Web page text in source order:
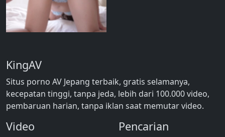
berulang kali. Creampie di
dalam v
KingAV
Situs porno AV Jepang terbaik, gratis selamanya,
kecepatan tinggi, tanpa jeda, lebih dari 100.000 video,
pembaruan harian, tanpa iklan saat memutar video.
Video Pencarian